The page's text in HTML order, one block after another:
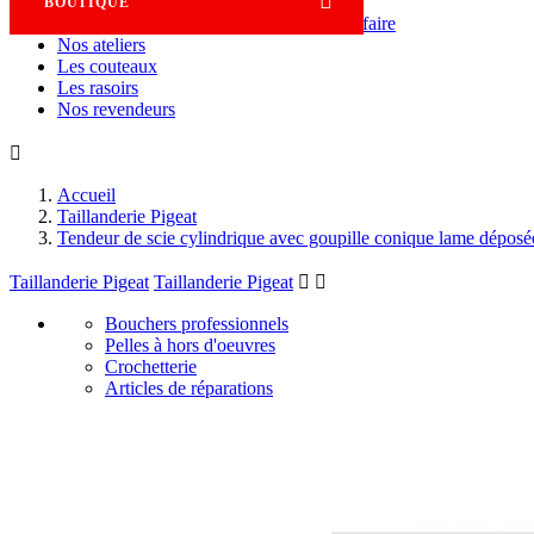
Savoir-faire
Nos ateliers
Les couteaux
Les rasoirs
Nos revendeurs

Accueil
Taillanderie Pigeat
Tendeur de scie cylindrique avec goupille conique lame
Taillanderie Pigeat Taillanderie Pigeat  
Bouchers professionnels
Pelles à hors d'oeuvres
Crochetterie
Articles de réparations